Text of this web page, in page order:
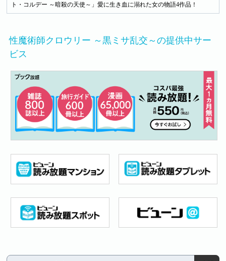
ト・コルデー ～暗殺の天使～」愛に生き血に溺れた女の物語4作品！
性魔術師クロウリー ～黒ミサ乱交～の提供中サー
ビス